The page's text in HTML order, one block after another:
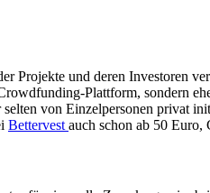
Projekte und deren Investoren
Plattform, sondern
von Einzelpersonen privat
Bettervest auch schon ab 50 Euro,